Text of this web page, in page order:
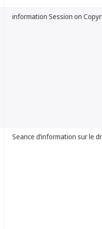
information Session on
Seance d’information sur le